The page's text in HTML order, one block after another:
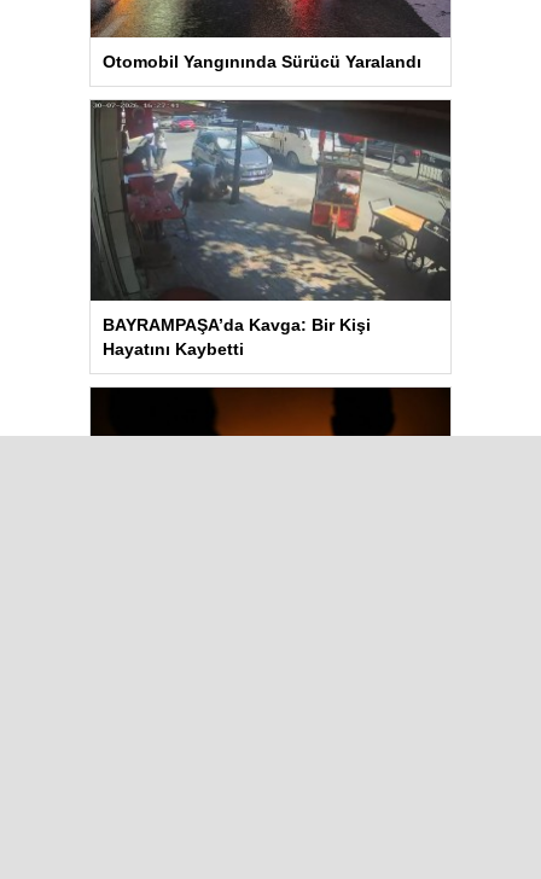
Otomobil Yangınında Sürücü Yaralandı
BAYRAMPAŞA’da Kavga: Bir Kişi
Hayatını Kaybetti